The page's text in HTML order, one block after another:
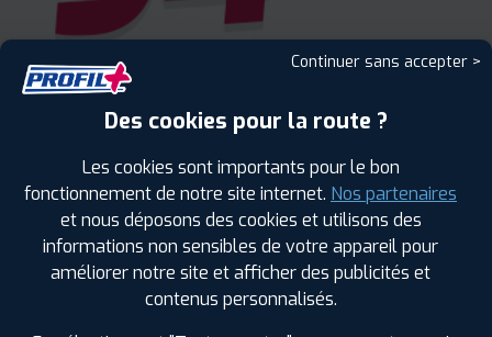
ENCORE PLUS D'AVANTAGES
Continuer sans accepter >
Des cookies pour la route ?
Les cookies sont importants pour le bon
fonctionnement de notre site internet. Nos partenaires
et nous déposons des cookies et utilisons des
informations non sensibles de votre appareil pour
améliorer notre site et afficher des publicités et
contenus personnalisés.